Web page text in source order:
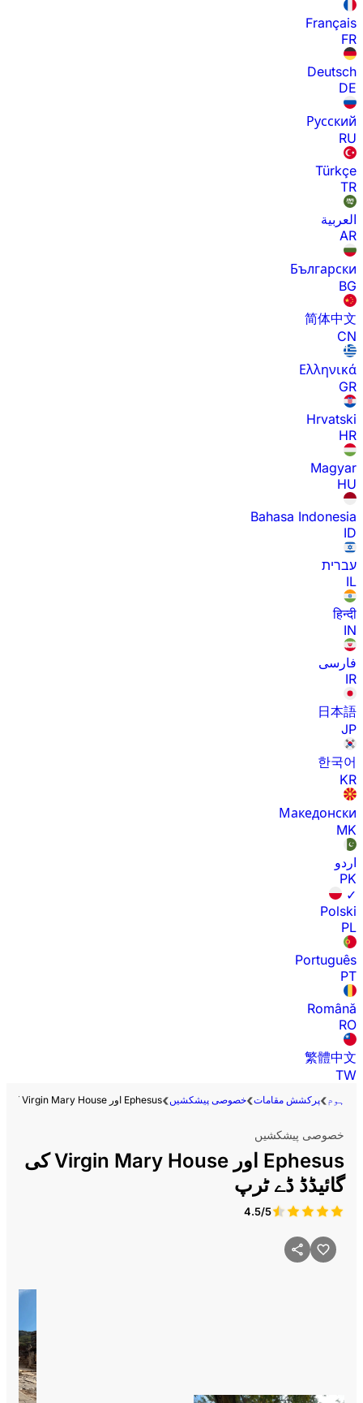
Français
FR
Deutsch
DE
Русский
RU
Türkçe
TR
العربية
AR
Български
BG
简体中文
CN
Ελληνικά
GR
Hrvatski
HR
Magyar
HU
Bahasa Indonesia
ID
עברית
IL
हिन्दी
IN
فارسی
IR
日本語
JP
한국어
KR
Македонски
MK
اردو
PK
✓
Polski
PL
Português
PT
Română
RO
繁體中文
TW
ہوم پرکشش مقامات خصوصی پیشکشیں Ephesus اور Virgin Mary House کی گائیڈڈ ڈے ٹرپ
خصوصی پیشکشیں
Ephesus اور Virgin Mary House کی
گائیڈڈ ڈے ٹرپ
4.5/5